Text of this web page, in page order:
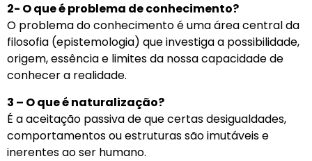
2- O que é problema de conhecimento?
O problema do conhecimento é uma área central da
filosofia (epistemologia) que investiga a possibilidade,
origem, essência e limites da nossa capacidade de
conhecer a realidade.
3 – O que é naturalização?
É a aceitação passiva de que certas desigualdades,
comportamentos ou estruturas são imutáveis e
inerentes ao ser humano.